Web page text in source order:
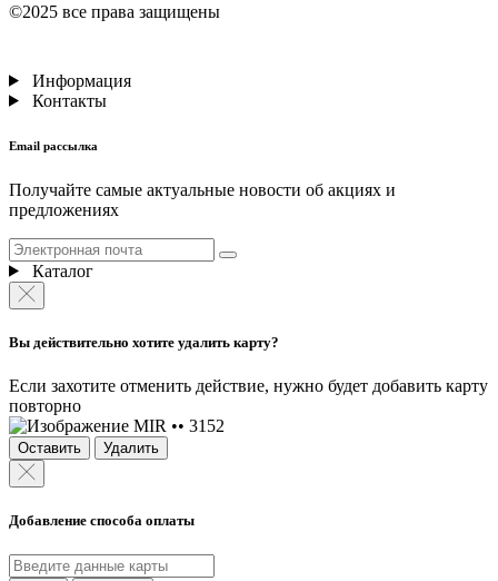
©2025 все права защищены
Информация
Контакты
Email рассылка
Получайте самые актуальные новости об акциях и
предложениях
Каталог
Вы действительно хотите удалить карту?
Если захотите отменить действие, нужно будет добавить карту
повторно
MIR •• 3152
Оставить Удалить
Добавление способа оплаты